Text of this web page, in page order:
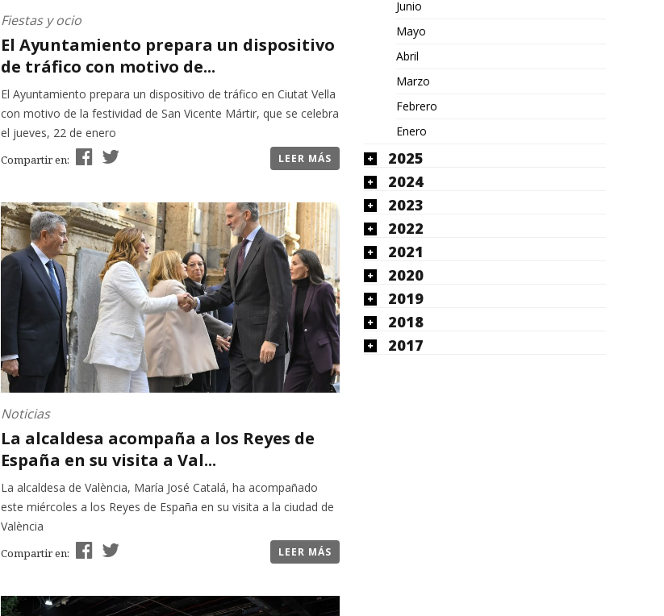
Fiestas y ocio
El Ayuntamiento prepara un dispositivo
de tráfico con motivo de...
El Ayuntamiento prepara un dispositivo de tráfico en Ciutat Vella
con motivo de la festividad de San Vicente Mártir, que se celebra
el jueves, 22 de enero
Compartir en: LEER MÁS
Noticias
La alcaldesa acompaña a los Reyes de
España en su visita a Val...
La alcaldesa de València, María José Catalá, ha acompañado
este miércoles a los Reyes de España en su visita a la ciudad de
València
Compartir en: LEER MÁS
Junio
Mayo
Abril
Marzo
Febrero
Enero
2025
2024
2023
2022
2021
2020
2019
2018
2017